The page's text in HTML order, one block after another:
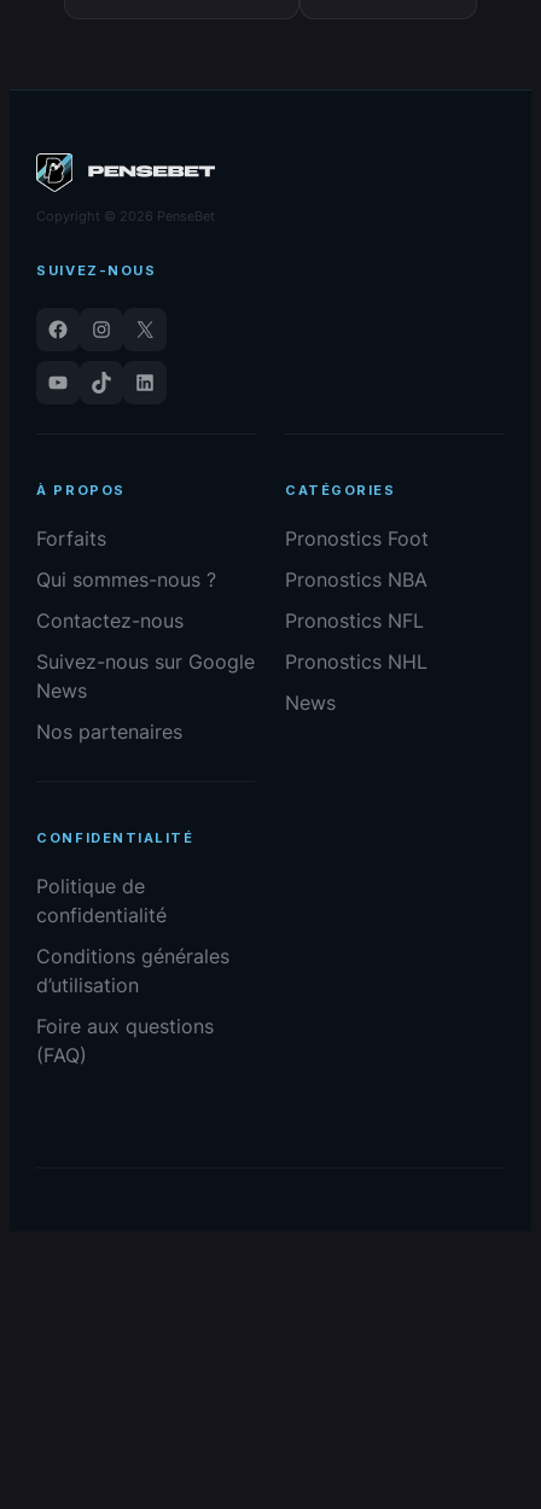
Copyright © 2026 PenseBet
SUIVEZ-NOUS
Facebook Instagram
X
YouTube
TikTok LinkedIn
À PROPOS
Forfaits
Qui sommes-nous ?
Contactez-nous
Suivez-nous sur Google
News
Nos partenaires
CATÉGORIES
Pronostics Foot
Pronostics NBA
Pronostics NFL
Pronostics NHL
News
CONFIDENTIALITÉ
Politique de
confidentialité
Conditions générales
d’utilisation
Foire aux questions
(FAQ)